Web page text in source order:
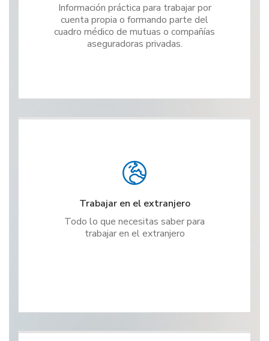
Información práctica para trabajar por
cuenta propia o formando parte del
cuadro médico de mutuas o compañías
aseguradoras privadas.
Trabajar en el extranjero
Todo lo que necesitas saber para
trabajar en el extranjero